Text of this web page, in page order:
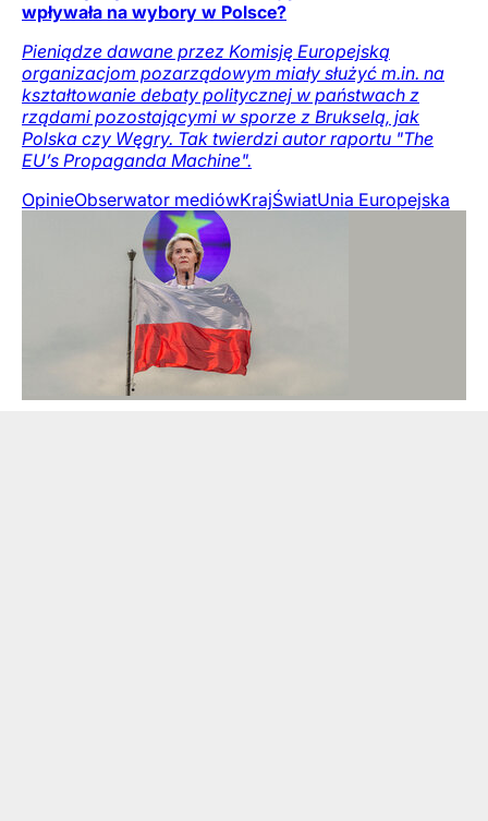
wpływała na wybory w Polsce?
Pieniądze dawane przez Komisję Europejską
organizacjom pozarządowym miały służyć m.in. na
kształtowanie debaty politycznej w państwach z
rządami pozostającymi w sporze z Brukselą, jak
Polska czy Węgry. Tak twierdzi autor raportu "The
EU’s Propaganda Machine".
OpinieObserwator mediówKrajŚwiatUnia Europejska